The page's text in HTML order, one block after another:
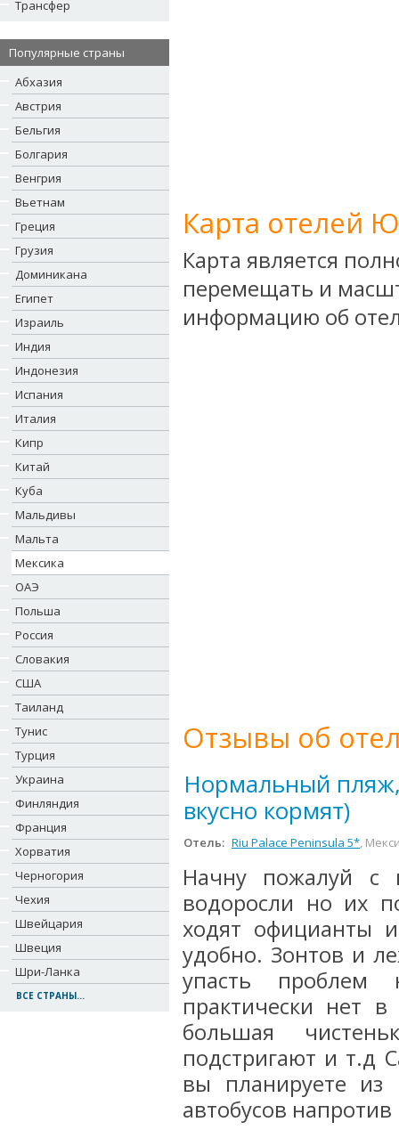
Трансфер
Популярные страны
Абхазия
Австрия
Бельгия
Болгария
Венгрия
Вьетнам
Греция
Грузия
Доминикана
Египет
Израиль
Индия
Индонезия
Испания
Италия
Кипр
Китай
Куба
Мальдивы
Мальта
Мексика
ОАЭ
Польша
Россия
Словакия
США
Таиланд
Тунис
Турция
Украина
Финляндия
Франция
Хорватия
Черногория
Чехия
Швейцария
Швеция
Шри-Ланка
ВСЕ СТРАНЫ...
Карта отелей
Карта является
перемещать и
информацию об
Отзывы об
Нормальный
вкусно кормят)
Отель: Riu Palace Peninsula 5*,
Начну пожалуй с
водоросли но их
ходят официанты
удобно. Зонтов и
упасть проблем
практически нет
большая
подстригают и т.д
вы планируете из
автобусов напротив